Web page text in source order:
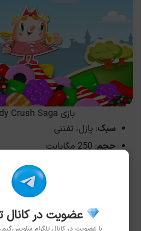
بازی Candy Crush Saga
سبک: پازل، تفننی
حجم: 250 مگابایت
: خیر (بخش‌های
: 1 گیگابایت
Snapdragon 410 یا معادل آن
عضویت در کانال
با عضویت در کانال تلگرام ساویس‌گیم،